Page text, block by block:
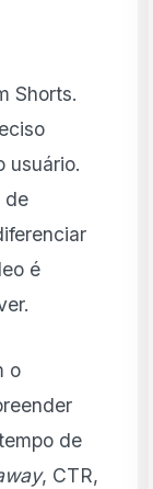
e Vídeos
Shorts.
usuário.
de
é
o
de
, CTR,